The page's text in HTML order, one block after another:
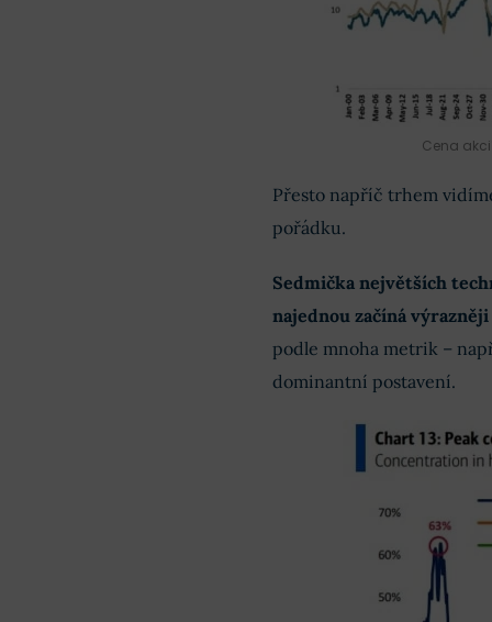
Cena
Přesto napříč trhem
pořádku.
Sedmička největších
najednou začíná
podle mnoha metrik –
dominantní postavení.